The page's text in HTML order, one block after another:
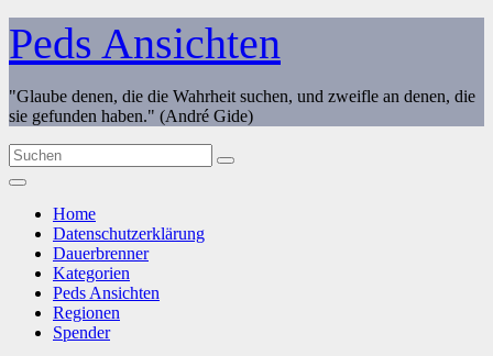
Zum
Inhalt
springen
Peds Ansichten
"Glaube denen, die die Wahrheit suchen, und zweifle an denen, die
sie gefunden haben." (André Gide)
Home
Datenschutzerklärung
Dauerbrenner
Kategorien
Peds Ansichten
Regionen
Spender